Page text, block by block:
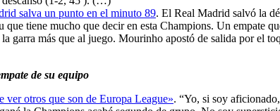
salva un punto en el minuto 89. El Real Madrid salvó la
que tiene mucho que decir en esta Champions. Un empate
garra más que al juego. Mourinho apostó de salida por el
de su equipo
ver otros que son de Europa League». “Yo, si soy